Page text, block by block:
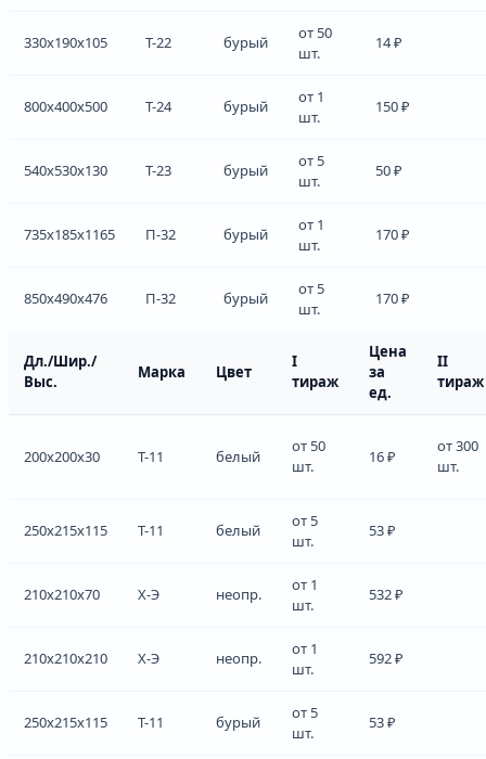
330x190x105 Т-22 бурый
от 50
шт.
14 ₽
800x400x500 Т-24 бурый
от 1
шт.
150 ₽
540x530x130 Т-23 бурый
от 5
шт.
50 ₽
735x185x1165 П-32 бурый
от 1
шт.
170 ₽
850x490x476 П-32 бурый
от 5
шт.
170 ₽
Дл./Шир./
Выс.
Марка Цвет
I
тираж
Цена
за
ед.
II
тираж
200x200x30 Т-11 белый
от 50
шт.
16 ₽
от 300
шт.
250x215x115 Т-11 белый
от 5
шт.
53 ₽
210x210x70 Х-Э неопр.
от 1
шт.
532 ₽
210x210x210 Х-Э неопр.
от 1
шт.
592 ₽
250x215x115 Т-11 бурый
от 5
шт.
53 ₽